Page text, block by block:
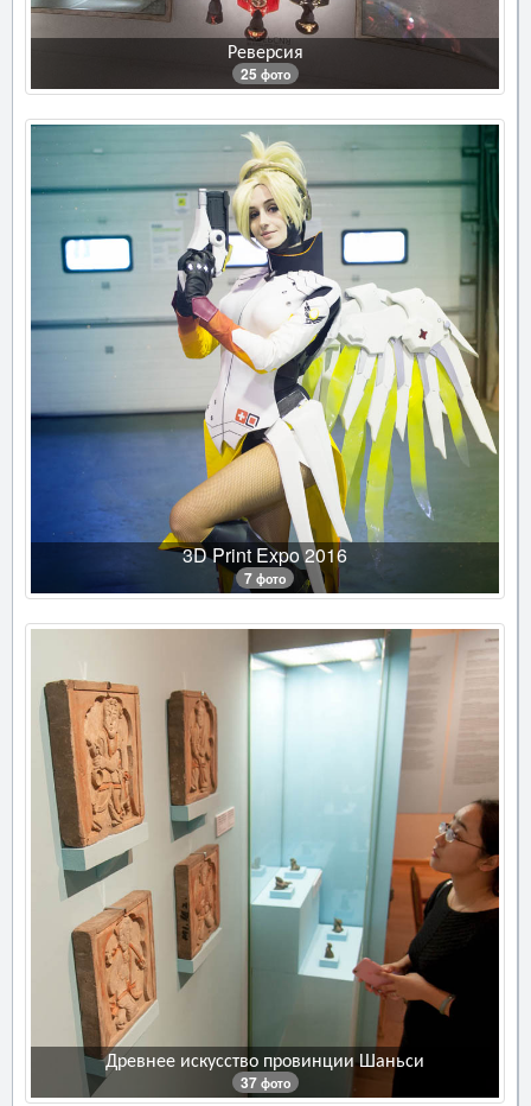
Реверсия
25 фото
3D Print Expo 2016
7 фото
Древнее искусство провинции Шаньси
37 фото